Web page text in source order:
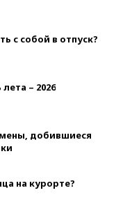
с собой в отпуск?
– 2026
добившиеся
на курорте?